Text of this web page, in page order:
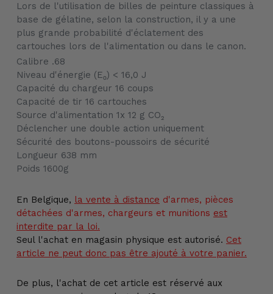
Lors de l'utilisation de billes de peinture classiques à
base de gélatine, selon la construction, il y a une
plus grande probabilité d'éclatement des
cartouches lors de l'alimentation ou dans le canon.
Calibre .68
Niveau d'énergie (E₀) < 16,0 J
Capacité du chargeur 16 coups
Capacité de tir 16 cartouches
Source d'alimentation 1x 12 g CO₂
Déclencher une double action uniquement
Sécurité des boutons-poussoirs de sécurité
Longueur 638 mm
Poids 1600g
En Belgique, la vente à distance d'armes, pièces
détachées d'armes, chargeurs et munitions est
interdite par la loi.
Seul l'achat en magasin physique est autorisé. Cet
article ne peut donc pas être ajouté à votre panier.
De plus, l'achat de cet article est réservé aux